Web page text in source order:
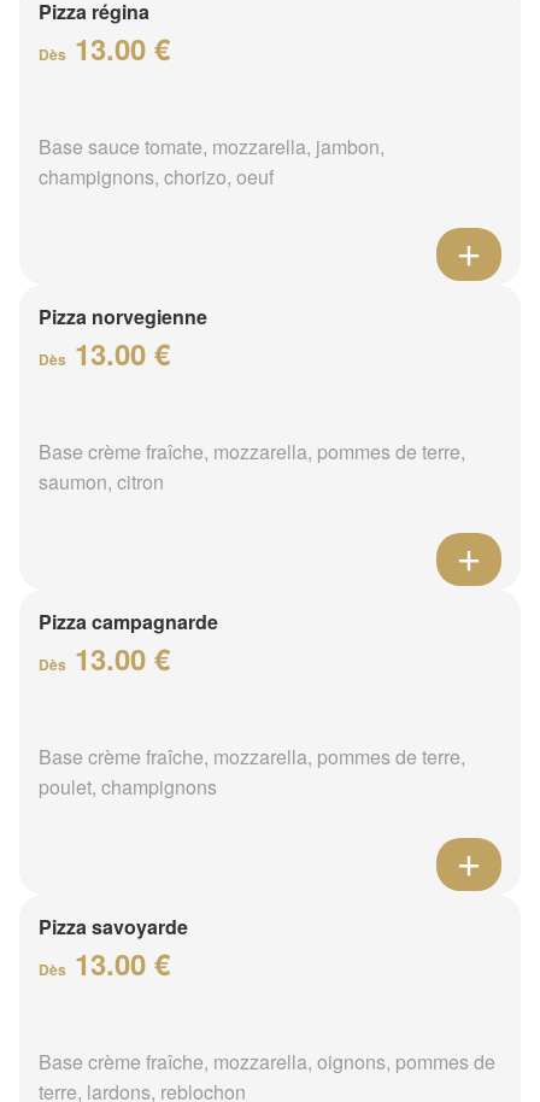
Pizza régina
Dès 13.00 €
Base sauce tomate, mozzarella, jambon,
champignons, chorizo, oeuf
Pizza norvegienne
Dès 13.00 €
Base crème fraîche, mozzarella, pommes de terre,
saumon, citron
Pizza campagnarde
Dès 13.00 €
Base crème fraîche, mozzarella, pommes de terre,
poulet, champignons
Pizza savoyarde
Dès 13.00 €
Base crème fraîche, mozzarella, oignons, pommes de
terre, lardons, reblochon